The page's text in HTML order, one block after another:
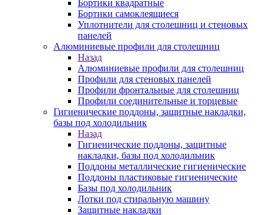
Бортики квадратные
Бортики самоклеящиеся
Уплотнители для столешниц и стеновых
панелей
Алюминиевые профили для столешниц
Назад
Алюминиевые профили для столешниц
Профили для стеновых панелей
Профили фронтальные для столешниц
Профили соединительные и торцевые
Гигиенические поддоны, защитные накладки,
базы под холодильник
Назад
Гигиенические поддоны, защитные
накладки, базы под холодильник
Поддоны металлические гигиенические
Поддоны пластиковые гигиенические
Базы под холодильник
Лотки под стиральную машину
Защитные накладки